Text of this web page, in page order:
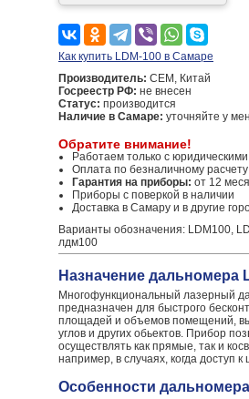
Как купить LDM-100 в Самаре
Производитель: CEM, Китай
Госреестр РФ: не внесен
Статус: производится
Наличие в Самаре: уточняйте у
Обратите внимание!
Работаем только с
Оплата по безналичному расчету
Гарантия на приборы: от 12
Приборы с поверкой в наличии
Доставка в Самару и в другие
Варианты обозначения: LDM100,
лдм100
Назначение дальномера
Многофункциональный лазерный
предназначен для быстрого
площадей и объемов помещений,
углов и других обьектов. Прибор
осуществлять как прямые, так и
например, в случаях, когда доступ к
Особенности